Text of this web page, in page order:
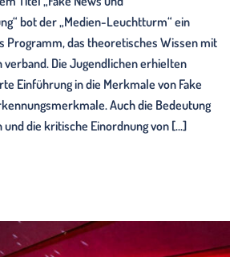
bot der „Medien-Leuchtturm“ ein
Programm, das theoretisches Wissen mit
verband. Die Jugendlichen erhielten
Einführung in die Merkmale von Fake
Auch die Bedeutung
die kritische Einordnung von […]